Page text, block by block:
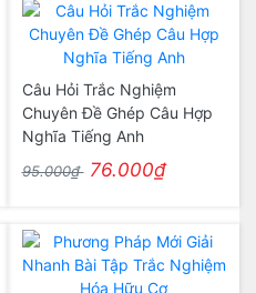
Câu Hỏi Trắc Nghiệm
Chuyên Đề Ghép Câu Hợp
Nghĩa Tiếng Anh
95.000₫ 76.000₫